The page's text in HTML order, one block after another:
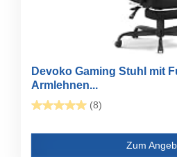
Devoko Gaming Stuhl mit
Armlehnen...
(8)
Zum